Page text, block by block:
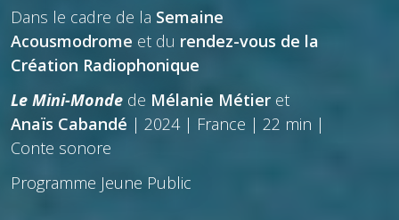
Dans le cadre de la Semaine
Acousmodrome et du rendez-vous de la
Création Radiophonique
Le Mini-Monde de Mélanie Métier et
Anaïs Cabandé | 2024 | France | 22 min |
Conte sonore
Programme Jeune Public